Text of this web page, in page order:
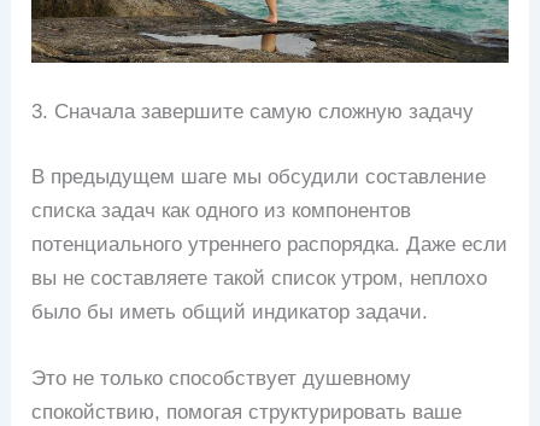
3. Сначала завершите самую сложную задачу
В предыдущем шаге мы обсудили составление
списка задач как одного из компонентов
потенциального утреннего распорядка. Даже если
вы не составляете такой список утром, неплохо
было бы иметь общий индикатор задачи.
Это не только способствует душевному
спокойствию, помогая структурировать ваше